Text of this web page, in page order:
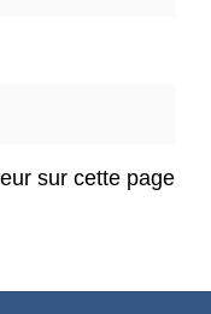
sur cette page